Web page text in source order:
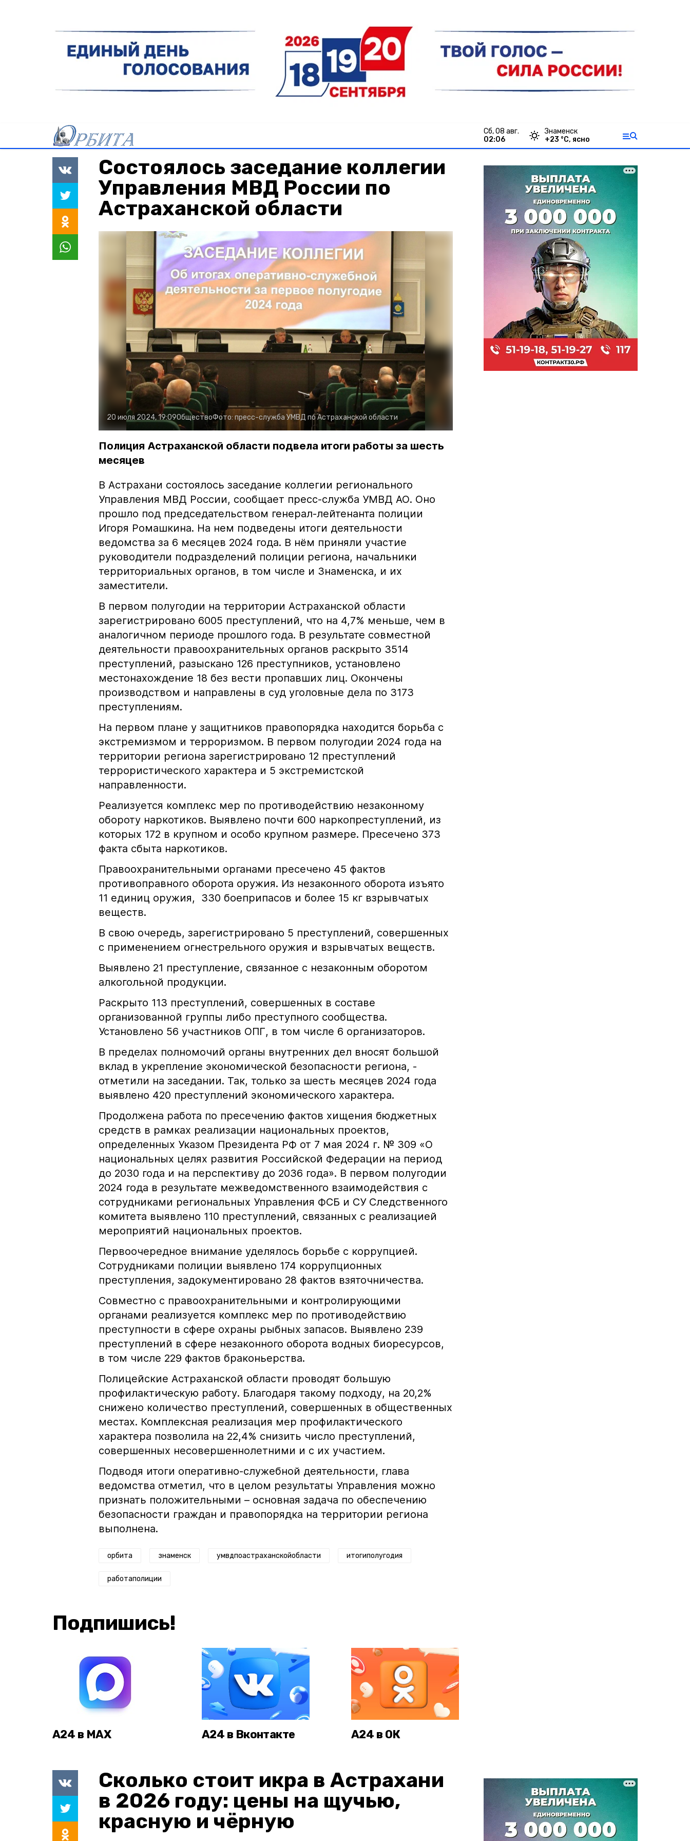
сб, 08 авг.
02:06
Знаменск
+23 °С, ясно
Состоялось заседание коллегии
Управления МВД России по
Астраханской области
20 июля 2024, 19:09ОбществоФото: пресс-служба УМВД по Астраханской области
Полиция Астраханской области подвела итоги работы за шесть
месяцев
В Астрахани состоялось заседание коллегии регионального
Управления МВД России, сообщает пресс-служба УМВД АО. Оно
прошло под председательством генерал-лейтенанта полиции
Игоря Ромашкина. На нем подведены итоги деятельности
ведомства за 6 месяцев 2024 года. В нём приняли участие
руководители подразделений полиции региона, на­чаль­ники
территориальных органов, в том числе и Знаменска, и их
заместители.
В первом полугодии на территории Астраханской области
зарегистрировано 6005 преступлений, что на 4,7% меньше, чем в
аналогичном периоде прошлого года. В результате совместной
деятельности правоохранительных органов раскрыто 3514
преступлений, разыскано 126 преступников, установлено
местонахождение 18 без вести пропавших лиц. Окончены
производством и направлены в суд уголовные дела по 3173
преступлениям.
На первом плане у защитников правопорядка находится борьба с
экстремизмом и терроризмом. В первом полугодии 2024 года на
территории региона зарегистрировано 12 преступлений
террористического характера и 5 экстремистской
направленности.
Реализуется комплекс мер по противодействию незаконному
обороту наркотиков. Выявлено почти 600 наркопреступлений, из
которых 172 в крупном и особо крупном размере. Пресечено 373
факта сбыта наркотиков.
Правоохранительными органами пресечено 45 фактов
противоправного оборота оружия. Из незаконного оборота изъято
11 единиц оружия, 330 боеприпасов и более 15 кг взрывчатых
веществ.
В свою очередь, зарегистрировано 5 преступлений, совершенных
с применением огнестрельного оружия и взрывчатых веществ.
Выявлено 21 преступление, связанное с незаконным оборотом
алкогольной продукции.
Раскрыто 113 преступлений, совершенных в составе
организованной группы либо преступного сообщества.
Установлено 56 участников ОПГ, в том числе 6 организаторов.
В пределах полномочий органы внутренних дел вносят большой
вклад в укрепление экономической безопасности региона, -
отметили на заседании. Так, только за шесть месяцев 2024 года
выявлено 420 преступлений экономического характера.
Продолжена работа по пресечению фактов хищения бюджетных
средств в рамках реализации национальных проектов,
определенных Указом Президента РФ от 7 мая 2024 г. № 309 «О
национальных целях развития Российской Федерации на период
до 2030 года и на перспективу до 2036 года». В первом полугодии
2024 года в результате межведомственного взаимодействия с
сотрудниками региональных Управления ФСБ и СУ Следственного
комитета выявлено 110 преступлений, связанных с реализацией
мероприятий национальных проектов.
Первоочередное внимание уделялось борьбе с коррупцией.
Сотрудниками полиции выявлено 174 коррупционных
преступления, задокументировано 28 фактов взяточничества.
Совместно с правоохранительными и контролирующими
органами реализуется комплекс мер по противодействию
преступности в сфере охраны рыбных запасов. Выявлено 239
преступлений в сфере незаконного оборота водных биоресурсов,
в том числе 229 фактов браконьерства.
Полицейские Астраханской области проводят большую
профилактическую работу. Благодаря такому подходу, на 20,2%
снижено количество преступлений, совершенных в общественных
местах. Комплексная реализация мер профилактического
характера позволила на 22,4% снизить число преступлений,
совершенных несовершеннолетними и с их участием.
Подводя итоги оперативно-служебной деятельности, глава
ведомства отметил, что в целом результаты Управления можно
признать положительными – основная задача по обеспечению
безопасности граждан и правопорядка на территории региона
выполнена.
орбита знаменск умвдпоастраханскойобласти итогиполугодия
работаполиции
Подпишись!
А24 в MAX А24 в Вконтакте А24 в ОК
Сколько стоит икра в Астрахани
в 2026 году: цены на щучью,
красную и чёрную